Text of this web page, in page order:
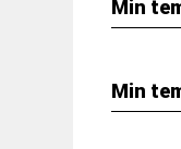
Min
Min